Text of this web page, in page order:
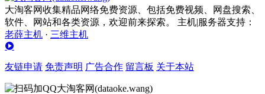
大淘客网收集精品网络免费资源、包括免费视频、网盘搜索、
软件、网站和各类资源，欢迎前来探索。 主机|服务器支持：
老薛主机 · 三维主机
友链申请 免责声明 广告合作 留言板 关于本站